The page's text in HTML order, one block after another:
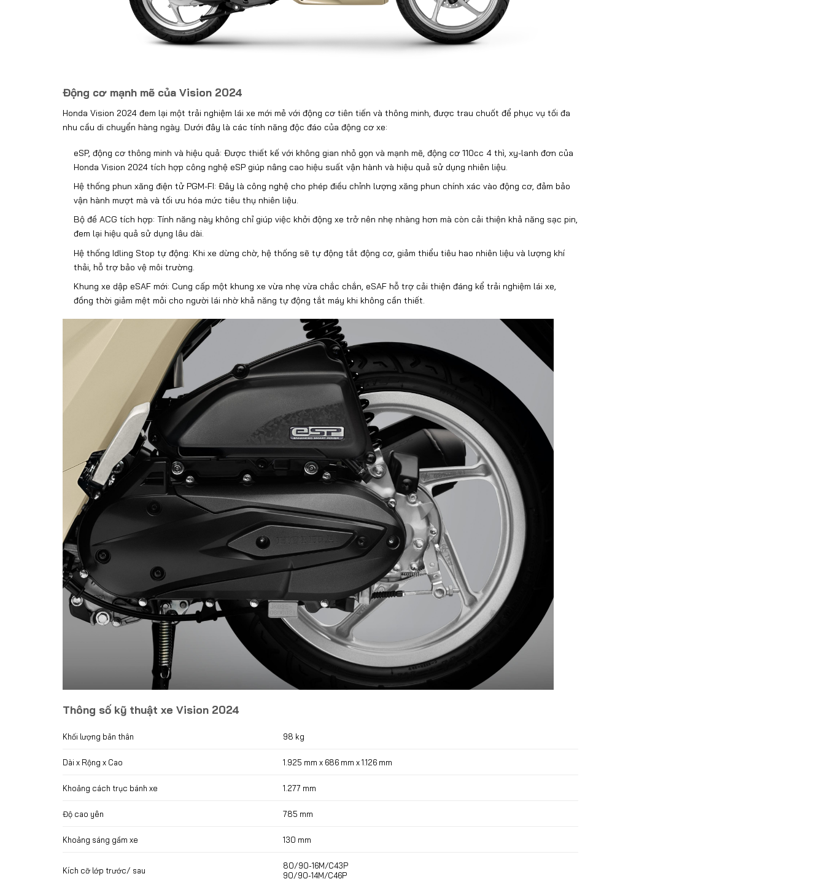
Động cơ mạnh mẽ của Vision 2024
Honda Vision 2024 đem lại một trải nghiệm lái xe mới mẻ với động cơ tiên tiến và thông minh, được trau chuốt để phục vụ tối đa
nhu cầu di chuyển hàng ngày. Dưới đây là các tính năng độc đáo của động cơ xe:
eSP, động cơ thông minh và hiệu quả: Được thiết kế với không gian nhỏ gọn và mạnh mẽ, động cơ 110cc 4 thì, xy-lanh đơn của
Honda Vision 2024 tích hợp công nghệ eSP giúp nâng cao hiệu suất vận hành và hiệu quả sử dụng nhiên liệu.
Hệ thống phun xăng điện tử PGM-FI: Đây là công nghệ cho phép điều chỉnh lượng xăng phun chính xác vào động cơ, đảm bảo
vận hành mượt mà và tối ưu hóa mức tiêu thụ nhiên liệu.
Bộ đề ACG tích hợp: Tính năng này không chỉ giúp việc khởi động xe trở nên nhẹ nhàng hơn mà còn cải thiện khả năng sạc pin,
đem lại hiệu quả sử dụng lâu dài.
Hệ thống Idling Stop tự động: Khi xe dừng chờ, hệ thống sẽ tự động tắt động cơ, giảm thiểu tiêu hao nhiên liệu và lượng khí
thải, hỗ trợ bảo vệ môi trường.
Khung xe dập eSAF mới: Cung cấp một khung xe vừa nhẹ vừa chắc chắn, eSAF hỗ trợ cải thiện đáng kể trải nghiệm lái xe,
đồng thời giảm mệt mỏi cho người lái nhờ khả năng tự động tắt máy khi không cần thiết.
Thông số kỹ thuật xe Vision 2024
Khối lượng bản thân 98 kg
Dài x Rộng x Cao 1.925 mm x 686 mm x 1.126 mm
Khoảng cách trục bánh xe 1.277 mm
Độ cao yên 785 mm
Khoảng sáng gầm xe 130 mm
Kích cỡ lớp trước/ sau
80/90-16M/C43P
90/90-14M/C46P